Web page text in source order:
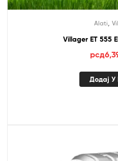
Alati
Villager ET 555
рсд
Додај У